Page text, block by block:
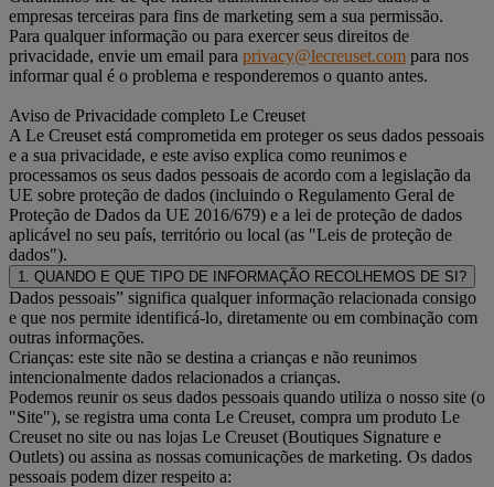
empresas terceiras para fins de marketing sem a sua permissão.
Para qualquer informação ou para exercer seus direitos de
privacidade, envie um email para privacy@lecreuset.com para nos
informar qual é o problema e responderemos o quanto antes.
Aviso de Privacidade completo Le Creuset
A Le Creuset está comprometida em proteger os seus dados pessoais
e a sua privacidade, e este aviso explica como reunimos e
processamos os seus dados pessoais de acordo com a legislação da
UE sobre proteção de dados (incluindo o Regulamento Geral de
Proteção de Dados da UE 2016/679) e a lei de proteção de dados
aplicável no seu país, território ou local (as "Leis de proteção de
dados").
1. QUANDO E QUE TIPO DE INFORMAÇÃO RECOLHEMOS DE SI?
Dados pessoais” significa qualquer informação relacionada consigo
e que nos permite identificá-lo, diretamente ou em combinação com
outras informações.
Crianças: este site não se destina a crianças e não reunimos
intencionalmente dados relacionados a crianças.
Podemos reunir os seus dados pessoais quando utiliza o nosso site (o
"Site"), se registra uma conta Le Creuset, compra um produto Le
Creuset no site ou nas lojas Le Creuset (Boutiques Signature e
Outlets) ou assina as nossas comunicações de marketing. Os dados
pessoais podem dizer respeito a: